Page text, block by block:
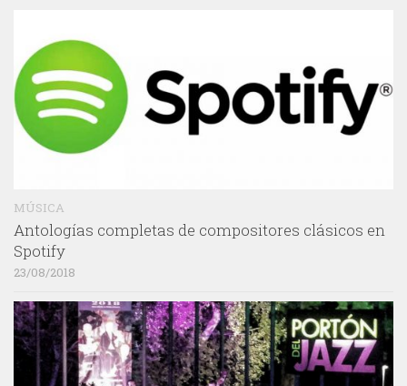
MÚSICA
Antologías completas de compositores clásicos en
Spotify
23/08/2018